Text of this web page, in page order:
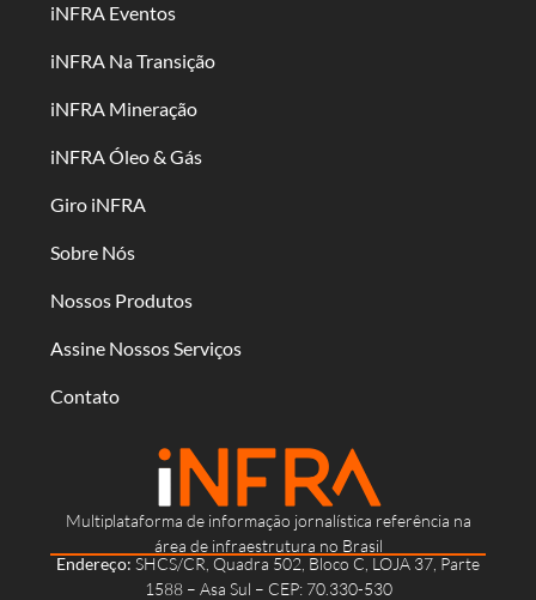
Multiplataforma de informação jornalística referência na
área de infraestrutura no Brasil
Endereço: SHCS/CR, Quadra 502, Bloco C, LOJA 37, Parte
1588 – Asa Sul – CEP: 70.330-530
iNFRA Eventos
iNFRA Na Transição
iNFRA Mineração
iNFRA Óleo & Gás
Giro iNFRA
Sobre Nós
Nossos Produtos
Assine Nossos Serviços
Contato